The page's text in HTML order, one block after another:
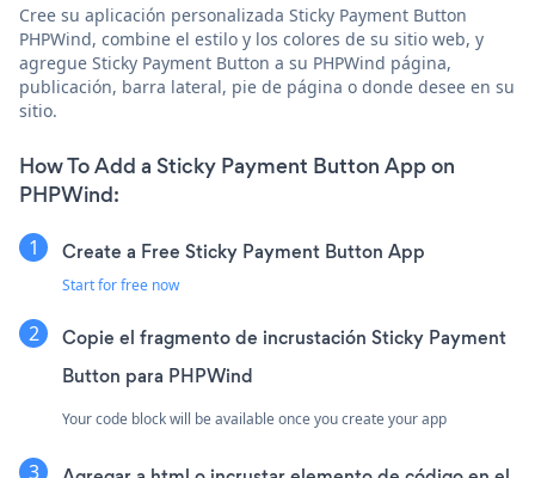
Cree su aplicación personalizada Sticky Payment Button
PHPWind, combine el estilo y los colores de su sitio web, y
agregue Sticky Payment Button a su PHPWind página,
publicación, barra lateral, pie de página o donde desee en su
sitio.
How To Add a Sticky Payment Button App on
PHPWind:
Create a Free Sticky Payment Button App
Start for free now
Copie el fragmento de incrustación Sticky Payment
Button para PHPWind
Your code block will be available once you create your app